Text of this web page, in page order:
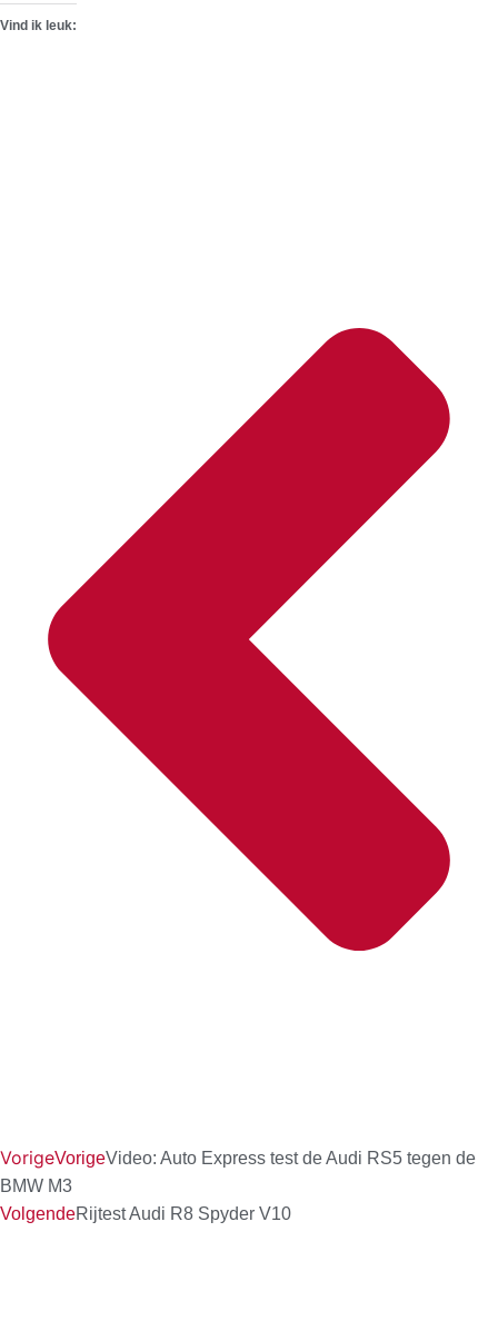
Vind ik leuk:
VorigeVorigeVideo: Auto Express test de Audi RS5 tegen de
BMW M3
VolgendeRijtest Audi R8 Spyder V10